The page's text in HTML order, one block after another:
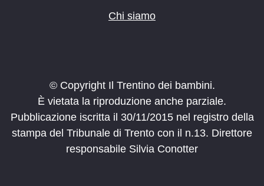
Chi siamo
© Copyright Il Trentino dei bambini.
È vietata la riproduzione anche parziale.
Pubblicazione iscritta il 30/11/2015 nel registro della
stampa del Tribunale di Trento con il n.13. Direttore
responsabile Silvia Conotter